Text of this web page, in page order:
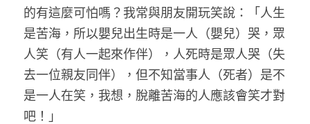
的有這麼可怕嗎？我常與朋友開玩笑說：「人生
是苦海，所以嬰兒出生時是一人（嬰兒）哭，眾
人笑（有人一起來作伴），人死時是眾人哭（失
去一位親友同伴），但不知當事人（死者）是不
是一人在笑，我想，脫離苦海的人應該會笑才對
吧！」